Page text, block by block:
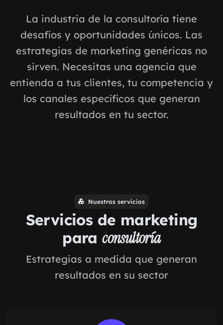
La industria de la consultoría tiene
desafíos y oportunidades únicos. Las
estrategias de marketing genéricas no
sirven. Necesitas una agencia que
entienda a tus clientes, tu competencia y
los canales específicos que generan
resultados en tu sector.
Nuestros servicios
Servicios de marketing
paraconsultoría
Estrategias a medida que generan
resultados en su sector